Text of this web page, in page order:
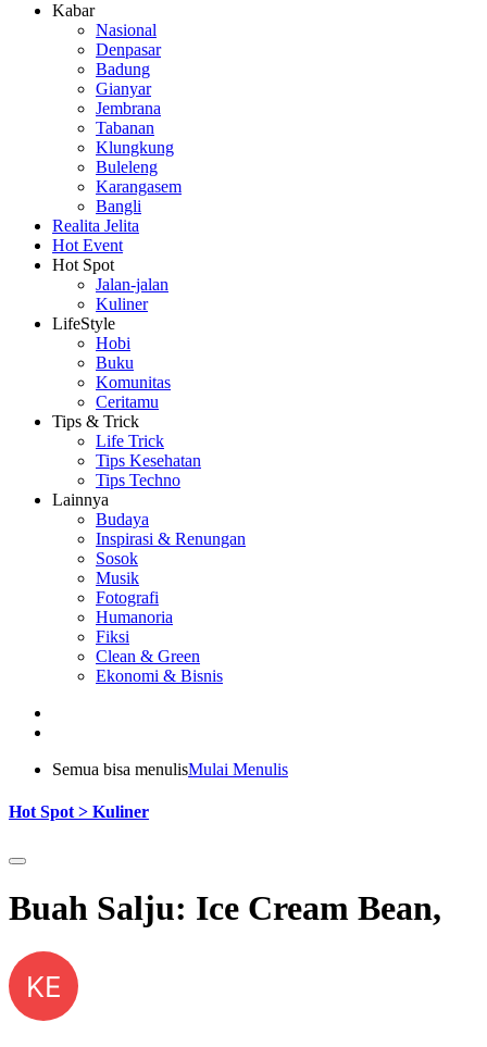
Kabar
Nasional
Denpasar
Badung
Gianyar
Jembrana
Tabanan
Klungkung
Buleleng
Karangasem
Bangli
Realita Jelita
Hot Event
Hot Spot
Jalan-jalan
Kuliner
LifeStyle
Hobi
Buku
Komunitas
Ceritamu
Tips & Trick
Life Trick
Tips Kesehatan
Tips Techno
Lainnya
Budaya
Inspirasi & Renungan
Sosok
Musik
Fotografi
Humanoria
Fiksi
Clean & Green
Ekonomi & Bisnis
Semua bisa menulisMulai Menulis
Hot Spot > Kuliner
Buah Salju: Ice Cream Bean,
KE